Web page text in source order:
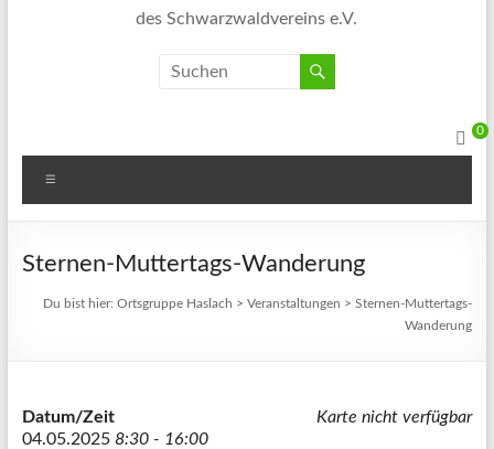
des Schwarzwaldvereins e.V.
0
Sternen-Muttertags-Wanderung
Du bist hier:Ortsgruppe Haslach >Veranstaltungen >Sternen-Muttertags-
Wanderung
Karte nicht verfügbar
Datum/Zeit
04.05.2025 8:30 - 16:00